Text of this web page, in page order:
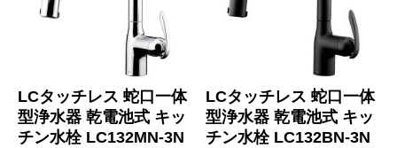
LCタッチレス 蛇口一体
型浄水器 乾電池式 キッ
チン水栓 LC132MN-3N
LCタッチレス 蛇口一体
型浄水器 乾電池式 キッ
チン水栓 LC132BN-3N